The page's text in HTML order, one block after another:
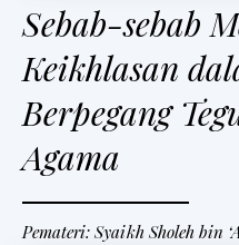
Sebab-sebab
Keikhlasan
Berpegang
Agama
Pemateri: Syaikh Sholeh bin